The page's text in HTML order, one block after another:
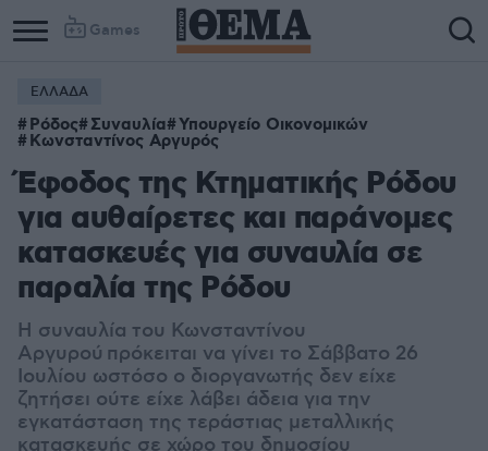
Games
ΕΛΛΑΔΑ
Ρόδος Συναυλία Υπουργείο Οικονομικών
Κωνσταντίνος Αργυρός
Έφοδος της Κτηματικής Ρόδου
για αυθαίρετες και παράνομες
κατασκευές για συναυλία σε
παραλία της Ρόδου
Η συναυλία του Κωνσταντίνου
Αργυρού πρόκειται να γίνει το Σάββατο 26
Ιουλίου ωστόσο ο διοργανωτής δεν είχε
ζητήσει ούτε είχε λάβει άδεια για την
εγκατάσταση της τεράστιας μεταλλικής
κατασκευής σε χώρο του δημοσίου